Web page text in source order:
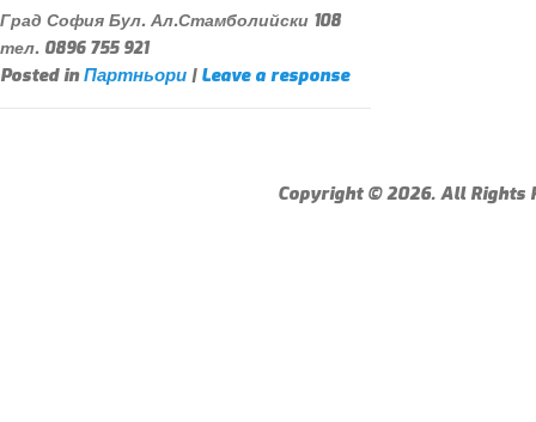
Град София Бул. Ал.Стамболийски 108
тел. 0896 755 921
Posted inПартньори | Leave a response
Copyright © 2026. All Rights